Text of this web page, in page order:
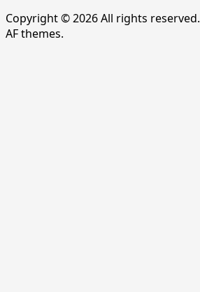
Copyright © 2026 All rights reserved.
AF themes.